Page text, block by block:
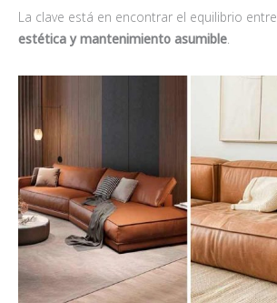
La clave está en encontrar el equilibrio entre
estética y mantenimiento asumible.